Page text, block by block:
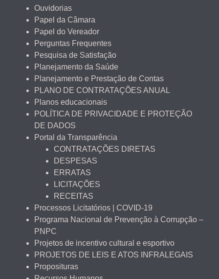
Ouvidorias
Papel da Câmara
Papel do Vereador
Perguntas Frequentes
Pesquisa de Satisfação
Planejamento da Saúde
Planejamento e Prestação de Contas
PLANO DE CONTRATAÇÕES ANUAL
Planos educacionais
POLÍTICA DE PRIVACIDADE E PROTEÇÃO
DE DADOS
Portal da Transparência
CONTRATAÇÕES DIRETAS
DESPESAS
ERRATAS
LICITAÇÕES
RECEITAS
Processos Licitatórios | COVID-19
Programa Nacional de Prevenção à Corrupção –
PNPC
Projetos de incentivo cultural e esportivo
PROJETOS DE LEIS E ATOS INFRALEGAIS
Proposituras